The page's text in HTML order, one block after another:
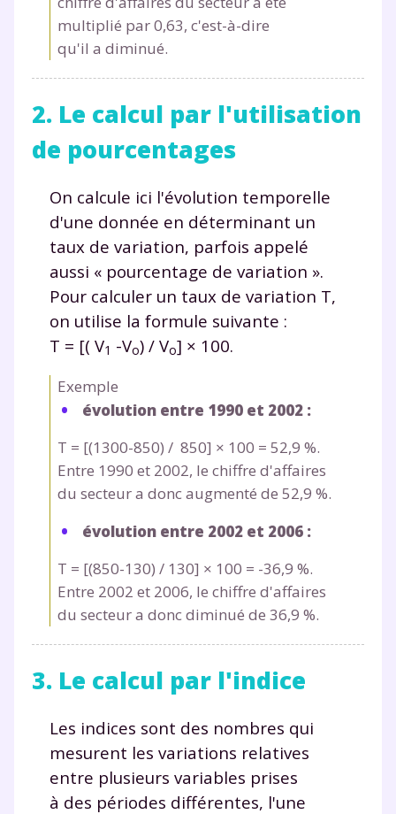
multiplié par 0,63, c'est-à-dire
qu'il a diminué.
2. Le calcul par l'utilisation
de pourcentages
On calcule ici l'évolution temporelle
d'une donnée en déterminant un
taux de variation, parfois appelé
aussi « pourcentage de variation ».
Pour calculer un taux de variation T,
on utilise la formule suivante :
T = [( V1 -Vo) / Vo] × 100.
Exemple
évolution entre 1990 et 2002 :
T = [(1300-850) / 850] × 100 = 52,9 %.
Entre 1990 et 2002, le chiffre d'affaires
du secteur a donc augmenté de 52,9 %.
évolution entre 2002 et 2006 :
T = [(850-130) / 130] × 100 = -36,9 %.
Entre 2002 et 2006, le chiffre d'affaires
du secteur a donc diminué de 36,9 %.
3. Le calcul par l'indice
Les indices sont des nombres qui
mesurent les variations relatives
entre plusieurs variables prises
à des périodes différentes, l'une